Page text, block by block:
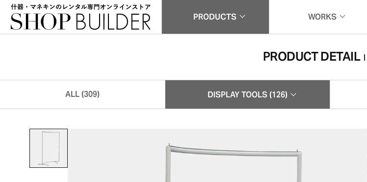
PRODUCTS WORKS
実例紹介
PRODUCT DETAIL |
ALL (309) DISPLAY TOOLS (126)